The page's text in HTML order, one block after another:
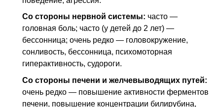
Со стороны нервной системы: часто —
головная боль; часто (у детей до 2 лет) —
бессонница; очень редко — головокружение,
сонливость, бессонница, психомоторная
гиперактивность, судороги.
Со стороны печени и желчевыводящих путей:
очень редко — повышение активности ферментов
печени, повышение концентрации билирубина,